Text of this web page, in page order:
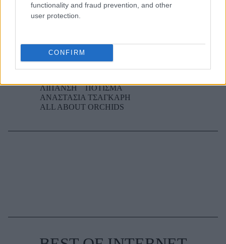
functionality and fraud prevention, and other
user protection.
CONFIRM
Οι μαμάκηδες του ζωδιακού: Αυτά τα ζώδια είναι
συνήθως κολλημένα στη μαμά τους
ΛΙΠΑΝΣΗ
ΠΟΤΙΣΜΑ
ΑΝΑΣΤΑΣΙΑ ΤΣΑΓΚΑΡΗ
ALL ABOUT ORCHIDS